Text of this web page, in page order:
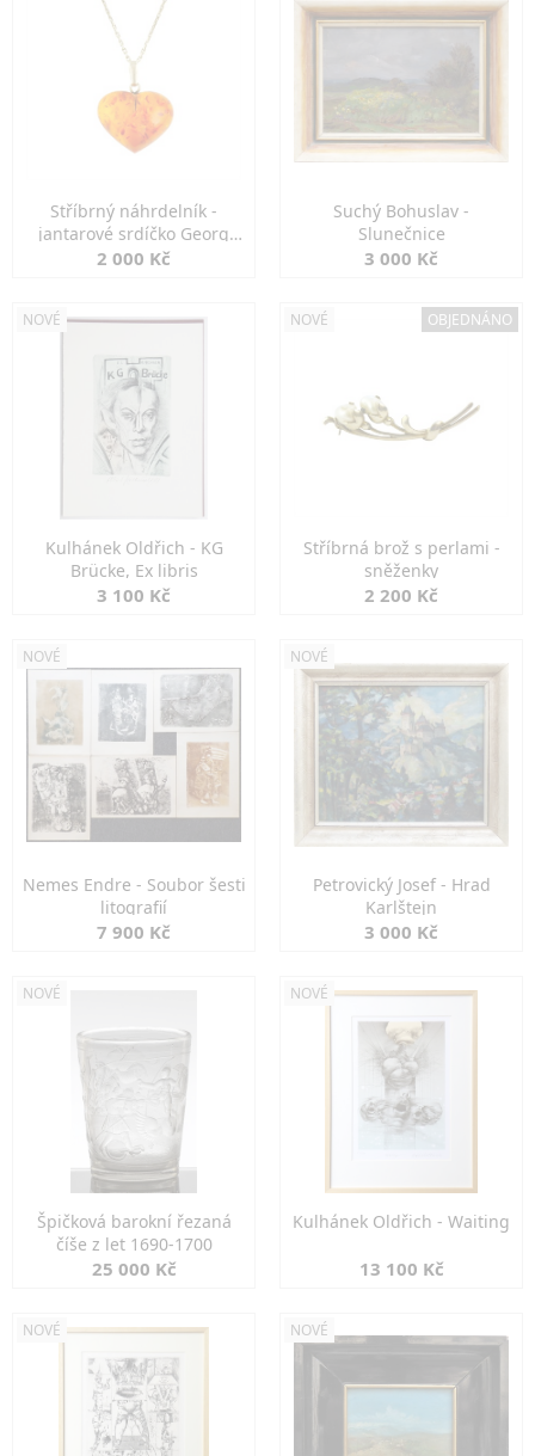
Stříbrný náhrdelník -
jantarové srdíčko Georg
Kramer
2 000 Kč
Suchý Bohuslav -
Slunečnice
3 000 Kč
NOVÉ
Kulhánek Oldřich - KG
Brücke, Ex libris
3 100 Kč
NOVÉ OBJEDNÁNO
Stříbrná brož s perlami -
sněženky
2 200 Kč
NOVÉ
Nemes Endre - Soubor šesti
litografií
7 900 Kč
NOVÉ
Petrovický Josef - Hrad
Karlštejn
3 000 Kč
NOVÉ
Špičková barokní řezaná
číše z let 1690-1700
25 000 Kč
NOVÉ
Kulhánek Oldřich - Waiting
13 100 Kč
NOVÉ NOVÉ